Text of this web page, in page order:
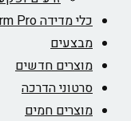
כלי מדידה Therm Pro
מבצעים
מוצרים חדשים
סרטוני הדרכה
מוצרים חמים